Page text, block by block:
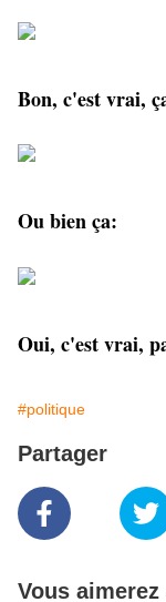
Bon, c'est vrai,
Ou bien ça:
Oui, c'est vrai,
#politique
Partager
Vous aimerez